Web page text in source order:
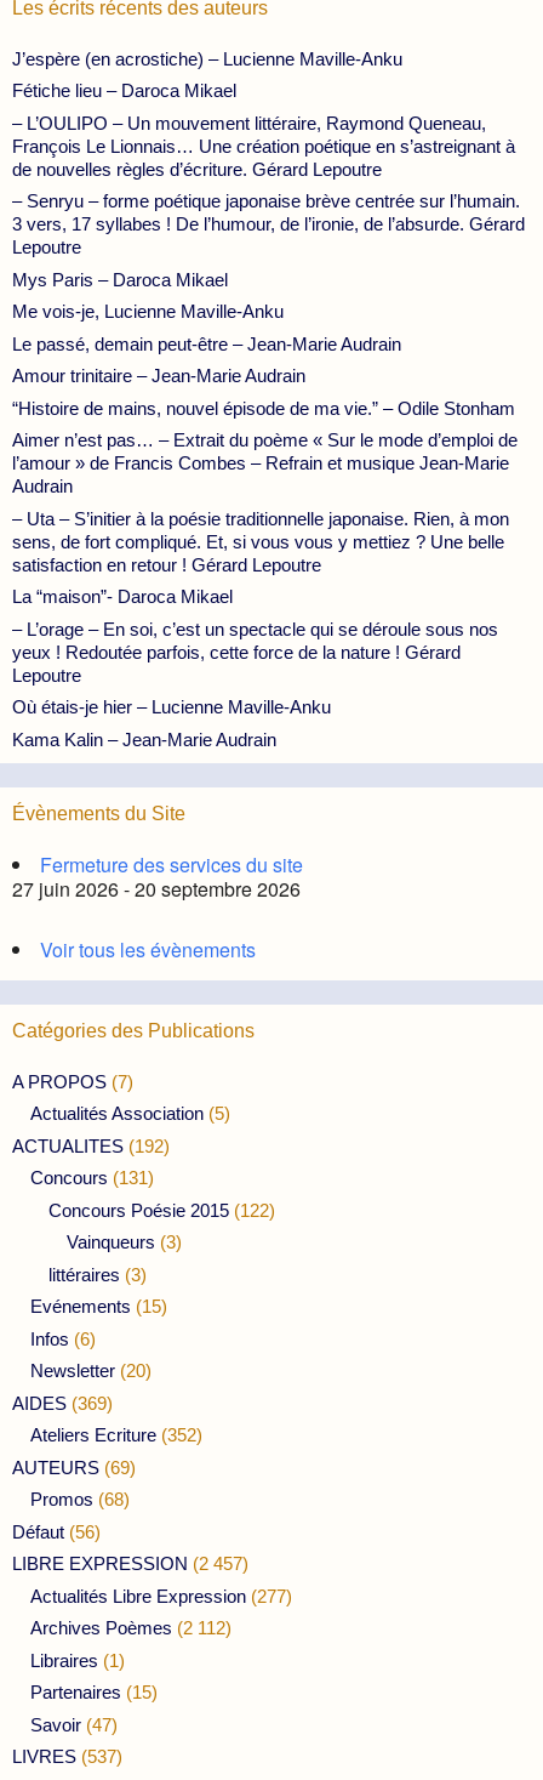
Les écrits récents des auteurs
J’espère (en acrostiche) – Lucienne Maville-Anku
Fétiche lieu – Daroca Mikael
– L’OULIPO – Un mouvement littéraire, Raymond Queneau,
François Le Lionnais… Une création poétique en s’astreignant à
de nouvelles règles d’écriture. Gérard Lepoutre
– Senryu – forme poétique japonaise brève centrée sur l’humain.
3 vers, 17 syllabes ! De l’humour, de l’ironie, de l’absurde. Gérard
Lepoutre
Mys Paris – Daroca Mikael
Me vois-je, Lucienne Maville-Anku
Le passé, demain peut-être – Jean-Marie Audrain
Amour trinitaire – Jean-Marie Audrain
“Histoire de mains, nouvel épisode de ma vie.” – Odile Stonham
Aimer n’est pas… – Extrait du poème « Sur le mode d’emploi de
l’amour » de Francis Combes – Refrain et musique Jean-Marie
Audrain
– Uta – S’initier à la poésie traditionnelle japonaise. Rien, à mon
sens, de fort compliqué. Et, si vous vous y mettiez ? Une belle
satisfaction en retour ! Gérard Lepoutre
La “maison”- Daroca Mikael
– L’orage – En soi, c’est un spectacle qui se déroule sous nos
yeux ! Redoutée parfois, cette force de la nature ! Gérard
Lepoutre
Où étais-je hier – Lucienne Maville-Anku
Kama Kalin – Jean-Marie Audrain
Évènements du Site
Fermeture des services du site
27 juin 2026 - 20 septembre 2026
Voir tous les évènements
Catégories des Publications
A PROPOS (7)
Actualités Association (5)
ACTUALITES (192)
Concours (131)
Concours Poésie 2015 (122)
Vainqueurs (3)
littéraires (3)
Evénements (15)
Infos (6)
Newsletter (20)
AIDES (369)
Ateliers Ecriture (352)
AUTEURS (69)
Promos (68)
Défaut (56)
LIBRE EXPRESSION (2 457)
Actualités Libre Expression (277)
Archives Poèmes (2 112)
Libraires (1)
Partenaires (15)
Savoir (47)
LIVRES (537)